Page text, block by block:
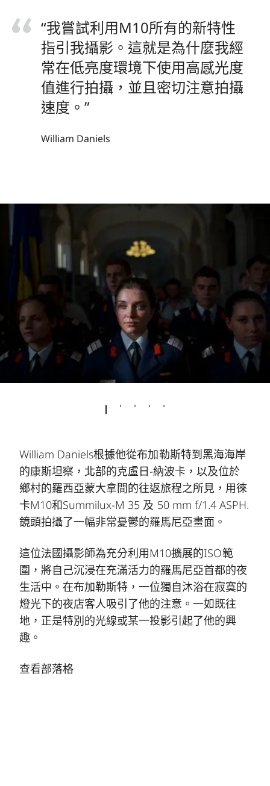
“我嘗試利用M10所有的新特性
指引我攝影。這就是為什麼我經
常在低亮度環境下使用高感光度
值進行拍攝，並且密切注意拍攝
速度。”
William Daniels
William Daniels根據他從布加勒斯特到黑海海岸
的康斯坦察，北部的克盧日-納波卡，以及位於
鄉村的羅西亞蒙大拿間的往返旅程之所見，用徠
卡M10和Summilux-M 35 及 50 mm f/1.4 ASPH.
鏡頭拍攝了一幅非常憂鬱的羅馬尼亞畫面。
這位法國攝影師為充分利用M10擴展的ISO範
圍，將自己沉浸在充滿活力的羅馬尼亞首都的夜
生活中。在布加勒斯特，一位獨自沐浴在寂寞的
燈光下的夜店客人吸引了他的注意。一如既往
地，正是特別的光線或某一投影引起了他的興
趣。
查看部落格